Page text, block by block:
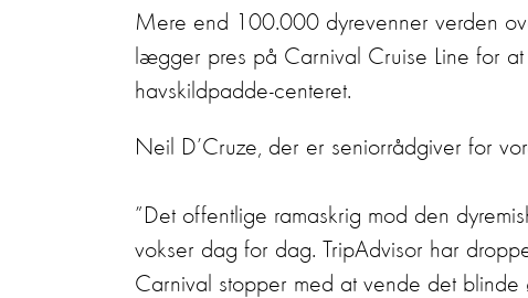
Mere end 100.000 dyrevenner verden
lægger pres på Carnival Cruise Line for
havskildpadde-centeret.
Neil D’Cruze, der er seniorrådgiver for
”Det offentlige ramaskrig mod den
vokser dag for dag. TripAdvisor har
Carnival stopper med at vende det blinde